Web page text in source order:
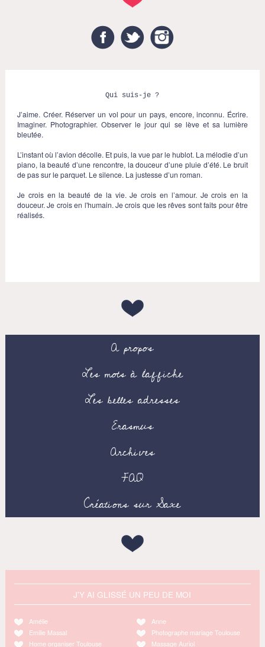
FacebookTwitter
Qui suis-je ?
J’aime. Créer. Réserver un vol pour un pays, encore, inconnu. Écrire.
Imaginer. Photographier. Observer le jour qui se lève et sa lumière
bleutée.
L’instant où l’avion décolle. Et puis, la vue par le hublot. La mélodie d’un
piano, la beauté d’une rencontre, la douceur d’une pluie d’été. Le bruit
de pas sur le parquet. Le silence. La justesse d’un roman.
Je crois en la beauté de la vie. Je crois en l’amour. Je crois en la
douceur. Je crois en l'humain. Je crois que les rêves sont faits pour être
réalisés.
A propos
Les mots à l’affiche
Les belles adresses
Erasmus
Archives
FAQ
Créations sur Saxe
J'Y AI GLISSÉ UN PEU DE MOI
Amélie
Emilie Massal
Home organiser Toulouse
Anne
Photographe mariage Toulouse
Massage Auriol